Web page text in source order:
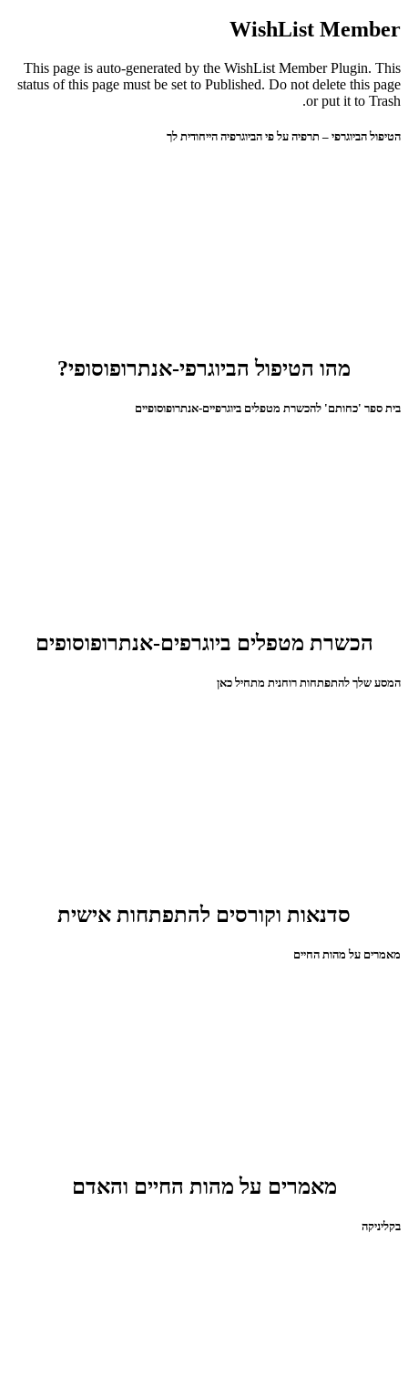
WishList Member
This page is auto-generated by the WishList Member Plugin. This
status of this page must be set to Published. Do not delete this page
or put it to Trash.
הטיפול הביוגרפי – תרפיה על פי הביוגרפיה הייחודית לך
מהו הטיפול הביוגרפי-אנתרופוסופי?
בית ספר 'כחותם' להכשרת מטפלים ביוגרפיים-אנתרופוסופיים
הכשרת מטפלים ביוגרפים-אנתרופוסופים
המסע שלך להתפתחות רוחנית מתחיל כאן
סדנאות וקורסים להתפתחות אישית
מאמרים על מהות החיים
מאמרים על מהות החיים והאדם
בקליניקה